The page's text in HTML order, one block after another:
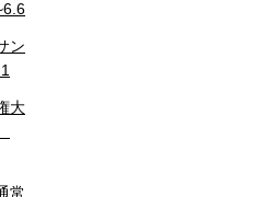
ン
大
常